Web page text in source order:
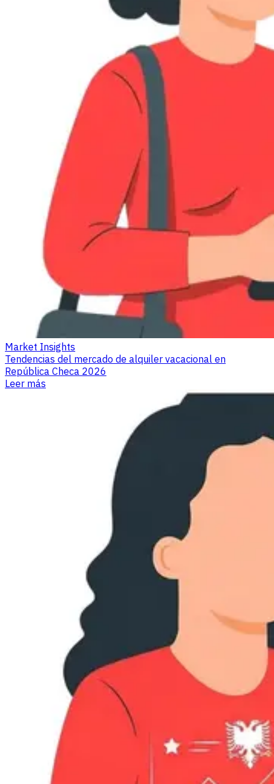
Market Insights
Tendencias del mercado de alquiler vacacional en
República Checa 2026
Leer más